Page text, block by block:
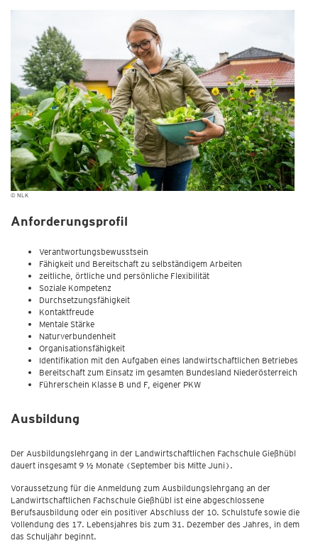
© NLK
Anforderungsprofil
Verantwortungsbewusstsein
Fähigkeit und Bereitschaft zu selbständigem Arbeiten
zeitliche, örtliche und persönliche Flexibilität
Soziale Kompetenz
Durchsetzungsfähigkeit
Kontaktfreude
Mentale Stärke
Naturverbundenheit
Organisationsfähigkeit
Identifikation mit den Aufgaben eines landwirtschaftlichen Betriebes
Bereitschaft zum Einsatz im gesamten Bundesland Niederösterreich
Führerschein Klasse B und F, eigener PKW
Ausbildung
Der Ausbildungslehrgang in der Landwirtschaftlichen Fachschule Gießhübl
dauert insgesamt 9 ½ Monate (September bis Mitte Juni).
Voraussetzung für die Anmeldung zum Ausbildungslehrgang an der
Landwirtschaftlichen Fachschule Gießhübl ist eine abgeschlossene
Berufsausbildung oder ein positiver Abschluss der 10. Schulstufe sowie die
Vollendung des 17. Lebensjahres bis zum 31. Dezember des Jahres, in dem
das Schuljahr beginnt.